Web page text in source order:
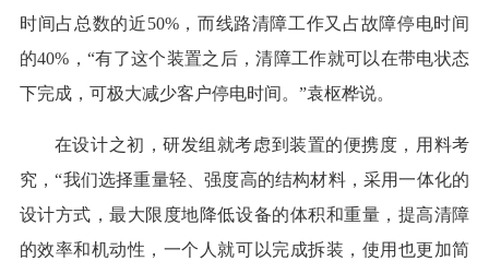
时间占总数的近50%，而线路清障工作又占故障停电时间
的40%，“有了这个装置之后，清障工作就可以在带电状态
下完成，可极大减少客户停电时间。”袁枢桦说。
在设计之初，研发组就考虑到装置的便携度，用料考
究，“我们选择重量轻、强度高的结构材料，采用一体化的
设计方式，最大限度地降低设备的体积和重量，提高清障
的效率和机动性，一个人就可以完成拆装，使用也更加简